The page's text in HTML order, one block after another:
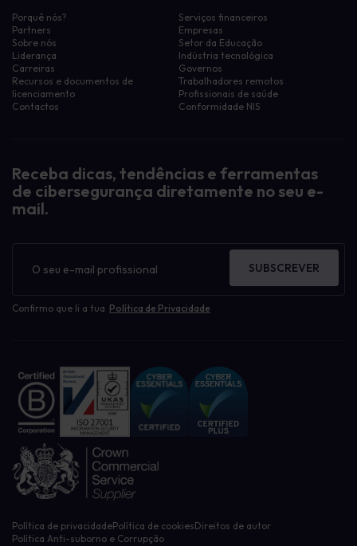
Porquê nós?
Partners
Sobre nós
Liderança
Carreiras
Recursos e documentos de
licenciamento
Contactos
Serviços financeiros
Empresas
Setor da Educação
Indústria tecnológica
Governos
Trabalhadores remotos
Profissionais de saúde
Conformidade NIS
Receba dicas, tendências e ferramentas
de cibersegurança diretamente no seu e-
mail.
informativo
Confirmo que li a tua Política de Privacidade
SUBSCREVER
Política de privacidadePolítica de cookiesDireitos de autor
Política Anti-suborno e Corrupção